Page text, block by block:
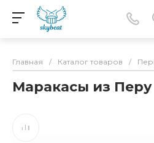
Главная / Каталог товаров /
Маракасы из Перу